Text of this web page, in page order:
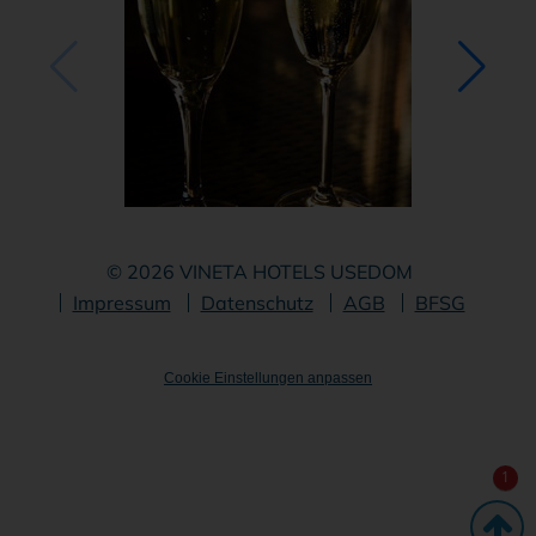
© 2026 VINETA HOTELS USEDOM
Navigation
Impressum Datenschutz AGB BFSG
Cookie Einstellungen anpassen
1